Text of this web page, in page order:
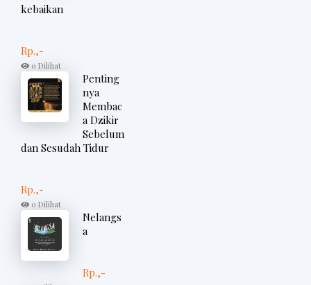
kebaikan
Rp.,-
0 Dilihat
Penting
nya
Membac
a Dzikir
Sebelum
dan Sesudah Tidur
Rp.,-
0 Dilihat
Nelangs
a
Rp.,-